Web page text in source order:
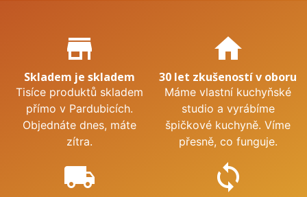
Proč nakupovat u nás?
store_mall_directory
Skladem je skladem
Tisíce produktů skladem
přímo v Pardubicích.
Objednáte dnes, máte
zítra.
home
30 let zkušeností v oboru
Máme vlastní kuchyňské
studio a vyrábíme
špičkové kuchyně. Víme
přesně, co funguje.
local_shipping sync